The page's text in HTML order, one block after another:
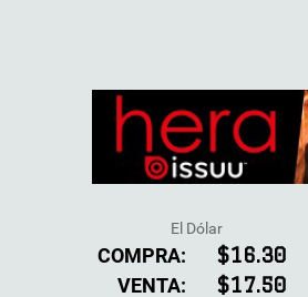
El Dólar
COMPRA: $16.30
VENTA: $17.50